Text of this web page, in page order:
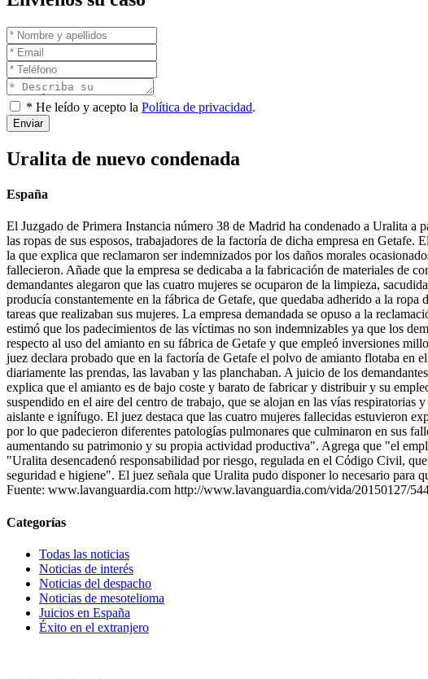
* He leído y acepto la Política de privacidad.
Enviar
Uralita de nuevo condenada
España
El Juzgado de Primera Instancia número 38 de Madrid ha condenado a Uralita a
las ropas de sus esposos, trabajadores de la factoría de dicha empresa en
la que explica que reclamaron ser indemnizados por los daños morales
fallecieron. Añade que la empresa se dedicaba a la fabricación de materiales de
demandantes alegaron que las cuatro mujeres se ocuparon de la limpieza,
producía constantemente en la fábrica de Getafe, que quedaba adherido a la
tareas que realizaban sus mujeres. La empresa demandada se opuso a la
estimó que los padecimientos de las víctimas no son indemnizables ya que los
respecto al uso del amianto en su fábrica de Getafe y que empleó inversiones
juez declara probado que en la factoría de Getafe el polvo de amianto flotaba en
diariamente las prendas, las lavaban y las planchaban. A juicio de los
explica que el amianto es de bajo coste y barato de fabricar y distribuir y su
suspendido en el aire del centro de trabajo, que se alojan en las vías
aislante e ignífugo. El juez destaca que las cuatro mujeres fallecidas estuvieron
por lo que padecieron diferentes patologías pulmonares que culminaron en sus
aumentando su patrimonio y su propia actividad productiva". Agrega que "el
"Uralita desencadenó responsabilidad por riesgo, regulada en el Código Civil,
seguridad e higiene". El juez señala que Uralita pudo disponer lo necesario para
Fuente: www.lavanguardia.com http://www.lavanguardia.com/vida/20150127/
Categorías
Todas las noticias
Noticias de interés
Noticias del despacho
Noticias de mesotelioma
Juicios en España
Éxito en el extranjero